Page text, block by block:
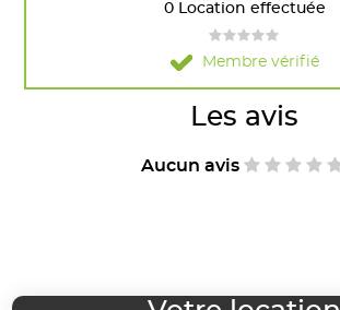
0 Location effectuée
Membre vérifié
Les avis
Aucun avis